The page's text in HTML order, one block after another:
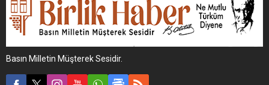
Basın Milletin Müşterek Sesidir.